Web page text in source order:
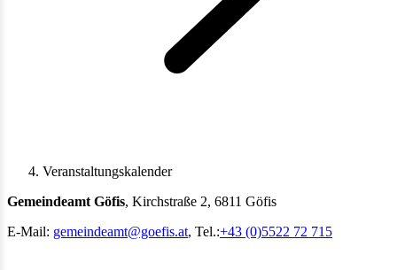
Veranstaltungskalender
Gemeindeamt Göfis, Kirchstraße 2, 6811 Göfis
E-Mail: gemeindeamt@goefis.at, Tel.:+43 (0)5522 72 715